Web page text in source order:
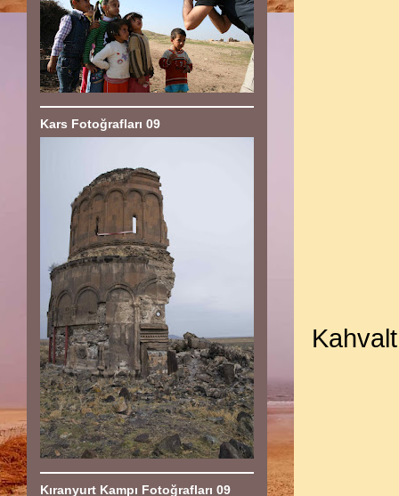
Kars Fotoğrafları 09
Kıranyurt Kampı Fotoğrafları 09